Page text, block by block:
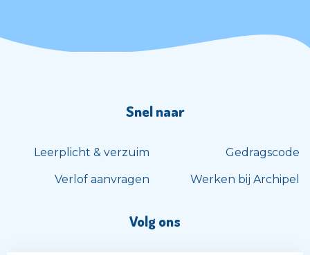
Snel naar
Leerplicht & verzuim
Verlof aanvragen
Gedragscode
Werken bij Archipel
Volg ons